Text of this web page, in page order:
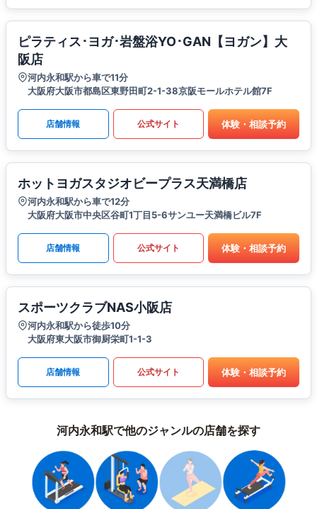
ピラティス･ヨガ･岩盤浴YO･GAN【ヨガン】大
阪店
河内永和駅から車で11分
大阪府大阪市都島区東野田町2-1-38京阪モールホテル館7F
店舗情報 公式サイト 体験・相談予約
ホットヨガスタジオビープラス天満橋店
河内永和駅から車で12分
大阪府大阪市中央区谷町1丁目5-6サンユー天満橋ビル7F
店舗情報 公式サイト 体験・相談予約
スポーツクラブNAS小阪店
河内永和駅から徒歩10分
大阪府東大阪市御厨栄町1-1-3
店舗情報 公式サイト 体験・相談予約
河内永和駅で他のジャンルの店舗を探す